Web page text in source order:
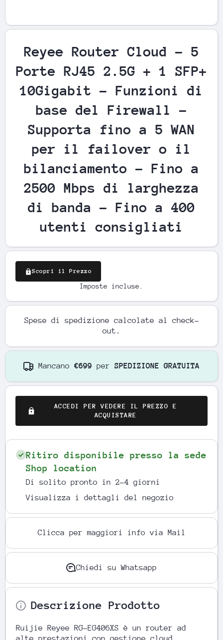
Apri contenuti multimediali 1 in finestra modale
Reyee Router Cloud - 5
Porte RJ45 2.5G + 1 SFP+
10Gigabit - Funzioni di
base del Firewall -
Supporta fino a 5 WAN
per il failover o il
bilanciamento - Fino a
2500 Mbps di larghezza
di banda - Fino a 400
utenti consigliati
Scopri il Prezzo
Imposte incluse.
Spese di spedizione calcolate al check-
out.
Mancano €699 per SPEDIZIONE GRATUITA
ACCEDI PER VEDERE IL PREZZO E
ACQUISTARE
Ritiro disponibile presso la sede
Shop location
Di solito pronto in 2-4 giorni
Visualizza i dettagli del negozio
Clicca per maggiori info via Mail
Chiedi su Whatsapp
Descrizione Prodotto
Ruijie Reyee RG-EG406XS è un router ad